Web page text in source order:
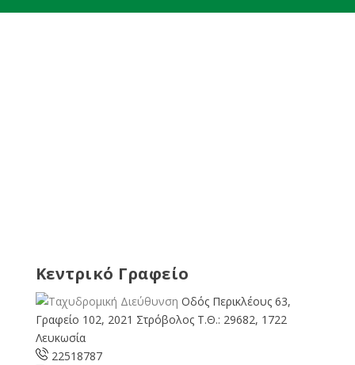
Κεντρικό Γραφείο
Οδός Περικλέους 63,
Γραφείο 102, 2021 Στρόβολος Τ.Θ.: 29682, 1722
Λευκωσία
22518787